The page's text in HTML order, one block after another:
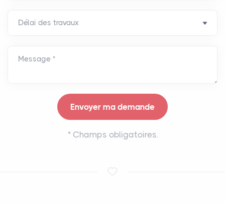
Message *
*Champs obligatoires.